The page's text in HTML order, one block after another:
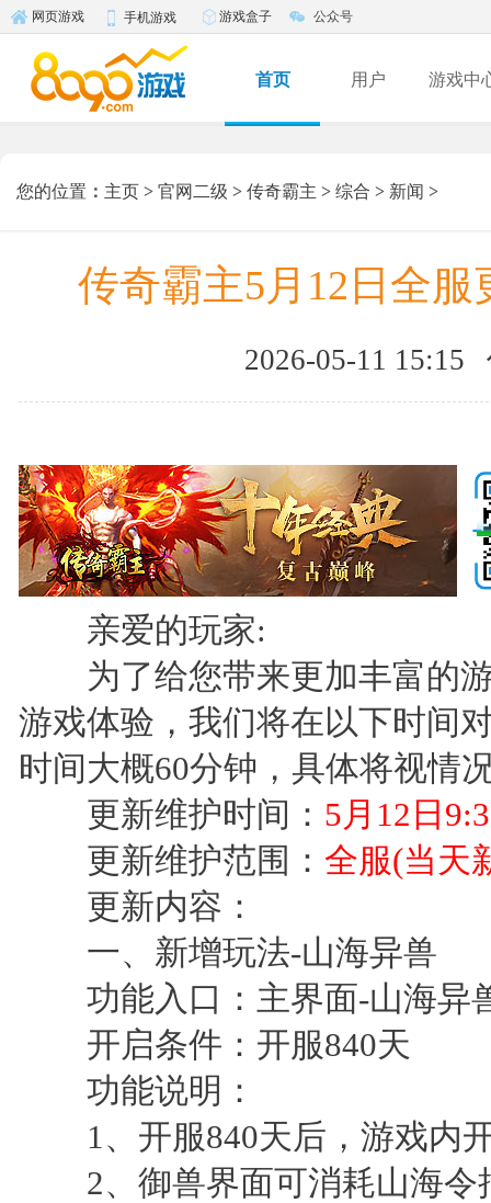
网页游戏 手机游戏 游戏盒子 公众号
首页 用户 游戏中
您的位置 ： 主页 > 官网二级 > 传奇霸主 > 综合 > 新闻 >
传奇霸主5月12日全
2026-05-11 15:15
亲爱的玩家:
为了给您带来更加丰富的游
游戏体验，我们将在以下时间
时间大概60分钟，具体将视情
更新维护时间： 5月12日
更新维护范围： 全服(当天
更新内容：
一、新增玩法-山海异兽
功能入口：主界面-山海异
开启条件：开服840天
功能说明：
1、开服840天后，游戏内
2、御兽界面可消耗山海令